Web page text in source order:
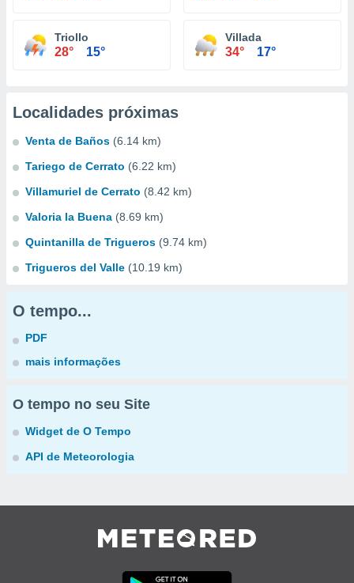
Triollo
28° 15°
Villada
34° 17°
Localidades próximas
Venta de Baños (6.14 km)
Tariego de Cerrato (6.22 km)
Villamuriel de Cerrato (8.42 km)
Valoria la Buena (8.69 km)
Quintanilla de Trigueros (9.74 km)
Trigueros del Valle (10.19 km)
O tempo...
PDF
mais informações
O tempo no seu Site
Widget de O Tempo
API de Meteorologia